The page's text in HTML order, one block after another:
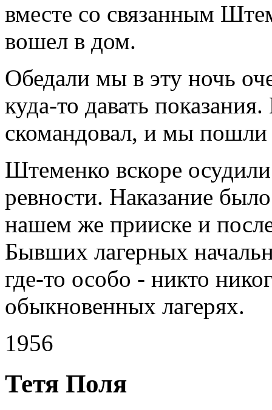
вместе со связанным
вошел в дом.
Обедали мы в эту ночь
куда-то давать
скомандовал, и мы пошли
Штеменко вскоре осудили
ревности. Наказание
нашем же прииске и
Бывших лагерных
где-то особо - никто
обыкновенных лагерях.
1956
Тетя Поля